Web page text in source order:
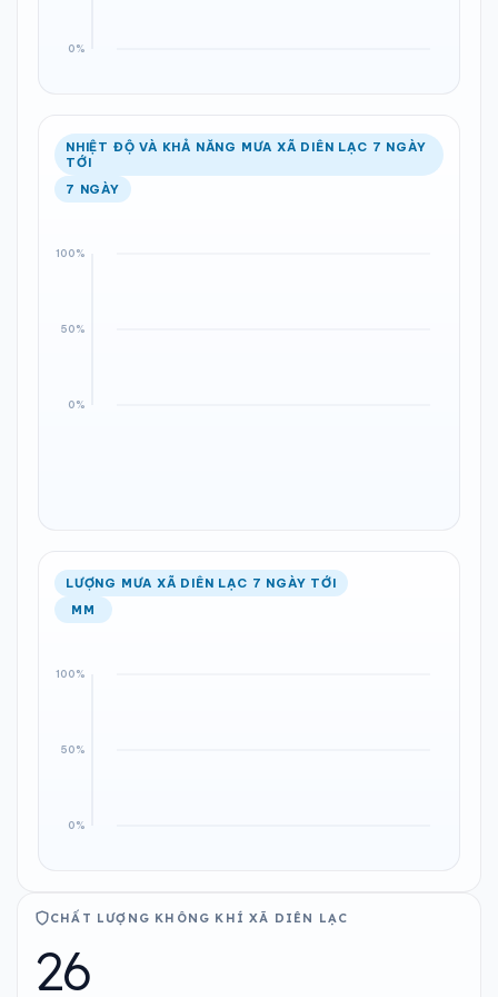
NHIỆT ĐỘ VÀ KHẢ NĂNG MƯA XÃ DIÊN LẠC 7 NGÀY
TỚI
7 NGÀY
LƯỢNG MƯA XÃ DIÊN LẠC 7 NGÀY TỚI
MM
CHẤT LƯỢNG KHÔNG KHÍ XÃ DIÊN LẠC
26